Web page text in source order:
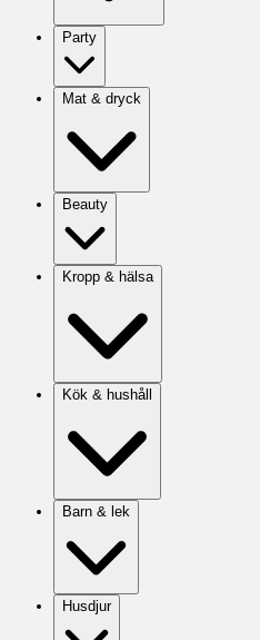
Party
Mat & dryck
Beauty
Kropp & hälsa
Kök & hushåll
Barn & lek
Husdjur